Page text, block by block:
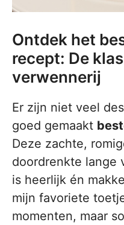
Ontdek het
recept: De
verwennerij
Er zijn niet veel
goed gemaakt
Deze zachte,
doordrenkte lange
is heerlijk én
mijn favoriete
momenten, maar